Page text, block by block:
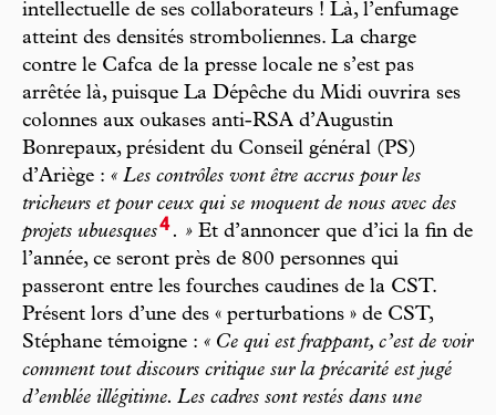
intellectuelle de ses collaborateurs ! Là, l’enfumage
atteint des densités stromboliennes. La charge
contre le Cafca de la presse locale ne s’est pas
arrêtée là, puisque La Dépêche du Midi ouvrira ses
colonnes aux oukases anti-RSA d’Augustin
Bonrepaux, président du Conseil général (PS)
d’Ariège : « Les contrôles vont être accrus pour les
tricheurs et pour ceux qui se moquent de nous avec des
projets ubuesques4. » Et d’annoncer que d’ici la fin de
l’année, ce seront près de 800 personnes qui
passeront entre les fourches caudines de la CST.
Présent lors d’une des « perturbations » de CST,
Stéphane témoigne : « Ce qui est frappant, c’est de voir
comment tout discours critique sur la précarité est jugé
d’emblée illégitime. Les cadres sont restés dans une